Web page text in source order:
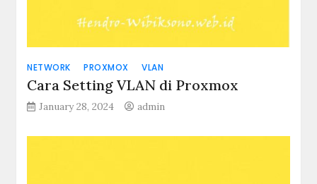
NETWORK PROXMOX VLAN
Cara Setting VLAN di Proxmox
January 28, 2024 admin